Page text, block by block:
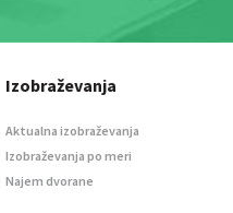
Izobraževanja
Aktualna izobraževanja
Izobraževanja po meri
Najem dvorane